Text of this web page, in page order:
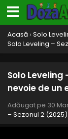
Acasă › Solo
Solo Leveling –
Solo Leveling
nevoie de un
Adăugat pe 30
– Sezonul 2